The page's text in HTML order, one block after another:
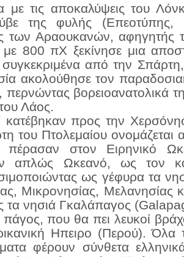
με τις αποκαλύψεις του
της φυλής (Επεοτύπης,
των Αραουκανών,
800 πΧ ξεκίνησε μια
από την
ακολούθησε τον
βορειοανατολικά
Λάος.
κατέβηκαν προς την
του Πτολεμαίου
πέρασαν στον Ειρηνικό
απλώς Ωκεανό, ως τον
ως γέφυρα τα
Μικρονησίας, Μελανησίας
τα νησιά Γκαλάπαγος
πάγος, που θα πει λευκοί
Ηπειρο (Περού).
φέρουν σύνθετα